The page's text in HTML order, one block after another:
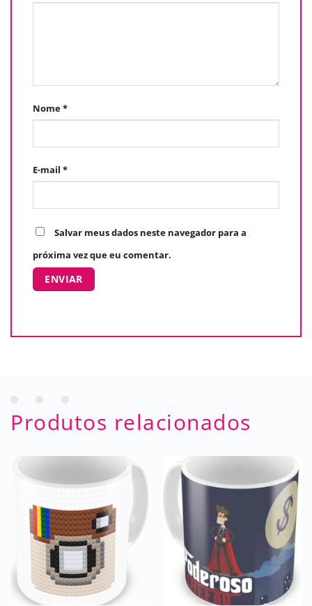
Nome*
E-mail *
Salvar meus dados neste navegador para a
próxima vez que eu comentar.
Produtos relacionados